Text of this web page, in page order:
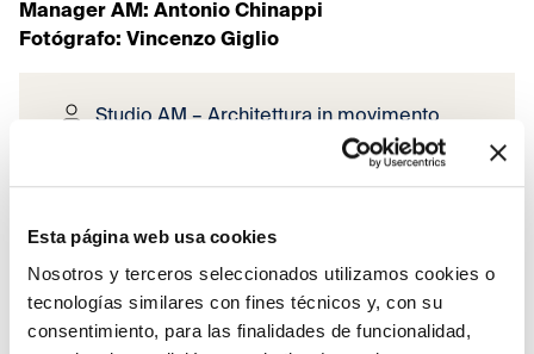
Esta página web usa cookies
Nosotros y terceros seleccionados utilizamos cookies o
tecnologías similares con fines técnicos y, con su
consentimiento, para las finalidades de funcionalidad,
Manager AM: Antonio Chinappi
Fotógrafo: Vincenzo Giglio
Studio AM – Architettura in movimento